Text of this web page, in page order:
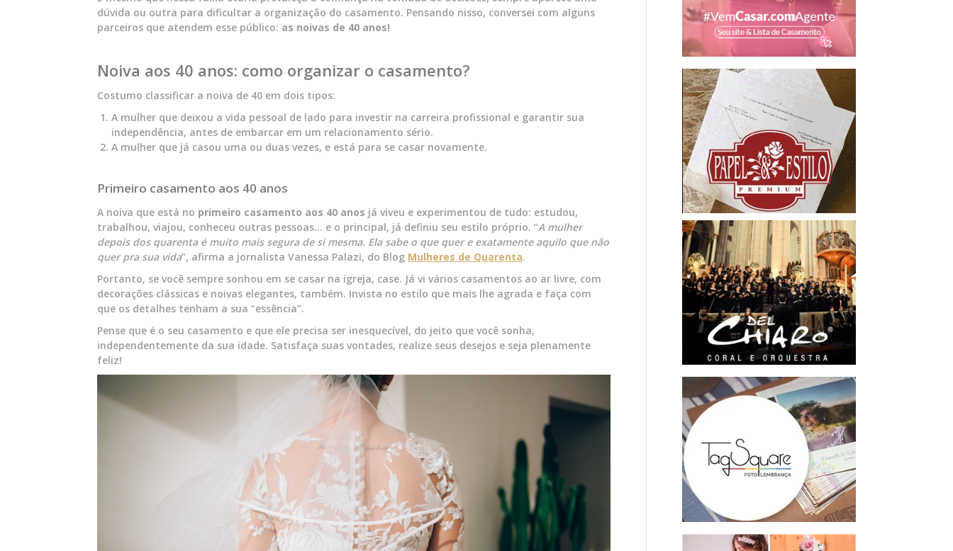
dúvida ou outra para dificultar a organização do casamento. Pensando nisso, conversei com alguns
parceiros que atendem esse público: as noivas de 40 anos!
Noiva aos 40 anos: como organizar o casamento?
Costumo classificar a noiva de 40 em dois tipos:
A mulher que deixou a vida pessoal de lado para investir na carreira profissional e garantir sua
independência, antes de embarcar em um relacionamento sério.
A mulher que já casou uma ou duas vezes, e está para se casar novamente.
Primeiro casamento aos 40 anos
A noiva que está no primeiro casamento aos 40 anos já viveu e experimentou de tudo: estudou,
trabalhou, viajou, conheceu outras pessoas… e o principal, já definiu seu estilo próprio. “A mulher
depois dos quarenta é muito mais segura de si mesma. Ela sabe o que quer e exatamente aquilo que não
quer pra sua vida”, afirma a jornalista Vanessa Palazi, do Blog Mulheres de Quarenta.
Portanto, se você sempre sonhou em se casar na igreja, case. Já vi vários casamentos ao ar livre, com
decorações clássicas e noivas elegantes, também. Invista no estilo que mais lhe agrada e faça com
que os detalhes tenham a sua “essência”.
Pense que é o seu casamento e que ele precisa ser inesquecível, do jeito que você sonha,
independentemente da sua idade. Satisfaça suas vontades, realize seus desejos e seja plenamente
feliz!